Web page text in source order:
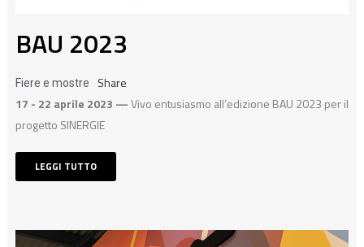
BAU 2023
Fiere e mostre
Share
17 - 22 aprile 2023 —Vivo entusiasmo all’edizione BAU 2023 per il
progetto SINERGIE
LEGGI TUTTO